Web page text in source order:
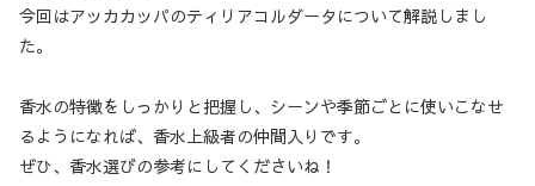
今回はアッカカッパのティリアコルダータについて解説しまし
た。
香水の特徴をしっかりと把握し、シーンや季節ごとに使いこなせ
るようになれば、香水上級者の仲間入りです。
ぜひ、香水選びの参考にしてくださいね！